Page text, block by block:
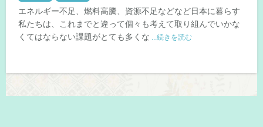
エネルギー不足、燃料高騰、資源不足などなど日本に暮らす
私たちは、これまでと違って個々も考えて取り組んでいかな
くてはならない課題がとても多くな
...続きを読む